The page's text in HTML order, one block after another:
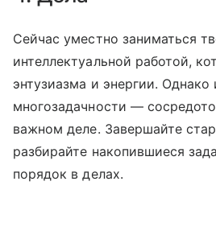
Сейчас уместно заниматься
интеллектуальной работой,
энтузиазма и энергии. Однако
многозадачности —
важном деле. Завершайте
разбирайте накопившиеся
порядок в делах.